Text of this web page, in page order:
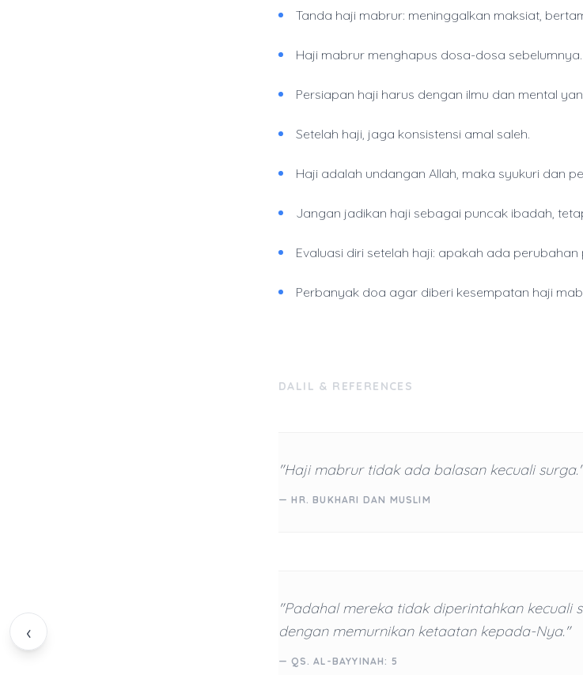
‹
Tanda haji mabrur: meninggalkan maksiat,
Haji mabrur menghapus dosa-dosa sebelumnya.
Persiapan haji harus dengan ilmu dan mental
Setelah haji, jaga konsistensi amal saleh.
Haji adalah undangan Allah, maka syukuri dan
Jangan jadikan haji sebagai puncak ibadah,
Evaluasi diri setelah haji: apakah ada perubahan
Perbanyak doa agar diberi kesempatan haji
DALIL & REFERENCES
"Haji mabrur tidak ada balasan kecuali surga."
— HR. BUKHARI DAN MUSLIM
"Padahal mereka tidak diperintahkan kecuali
dengan memurnikan ketaatan kepada-Nya."
— QS. AL-BAYYINAH: 5